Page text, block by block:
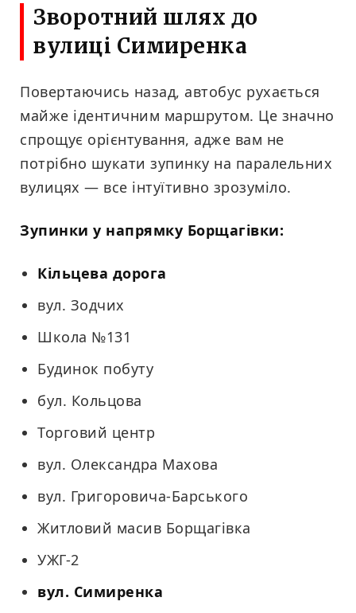
Зворотний шлях до
вулиці Симиренка
Повертаючись назад, автобус рухається
майже ідентичним маршрутом. Це значно
спрощує орієнтування, адже вам не
потрібно шукати зупинку на паралельних
вулицях — все інтуїтивно зрозуміло.
Зупинки у напрямку Борщагівки:
Кільцева дорога
вул. Зодчих
Школа №131
Будинок побуту
бул. Кольцова
Торговий центр
вул. Олександра Махова
вул. Григоровича-Барського
Житловий масив Борщагівка
УЖГ-2
вул. Симиренка